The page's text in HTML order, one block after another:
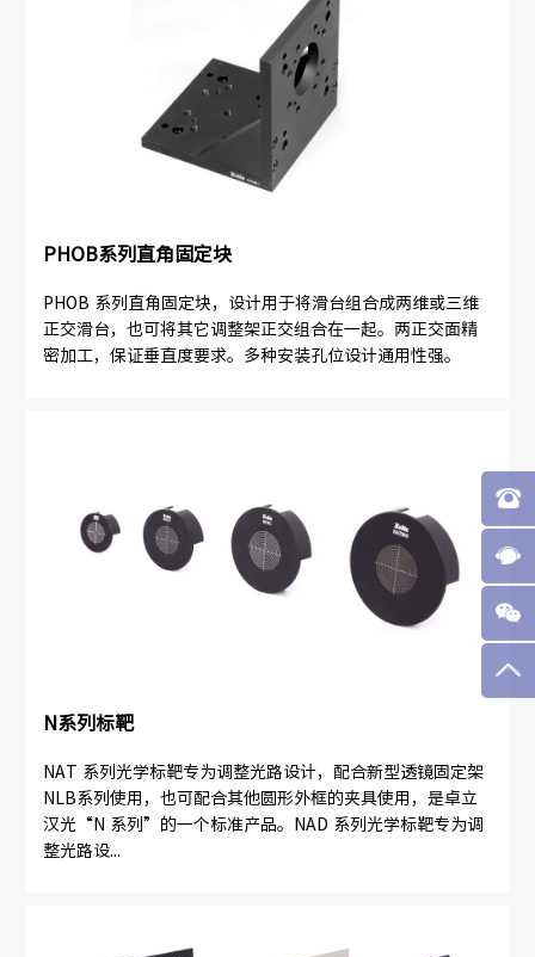
PHOB系列直角固定块
PHOB 系列直角固定块，设计用于将滑台组合成两维或三维
正交滑台，也可将其它调整架正交组合在一起。两正交面精
密加工，保证垂直度要求。多种安装孔位设计通用性强。
N系列标靶
NAT 系列光学标靶专为调整光路设计，配合新型透镜固定架
NLB系列使用，也可配合其他圆形外框的夹具使用，是卓立
汉光“N 系列”的一个标准产品。NAD 系列光学标靶专为调
整光路设...